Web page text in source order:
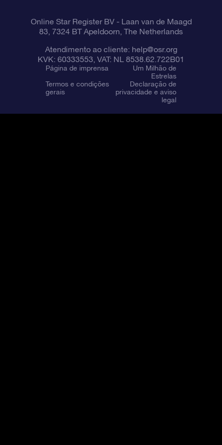
Online Star Register BV- Laan van de Maagd
83, 7324 BT Apeldoorn, The Netherlands
Atendimento ao cliente: help@osr.org
KVK: 60333553, VAT: NL 8538.62.722B01
Página de imprensa
Um Milhão de
Estrelas
Termos e condições
gerais
Declaração de
privacidade e aviso
legal